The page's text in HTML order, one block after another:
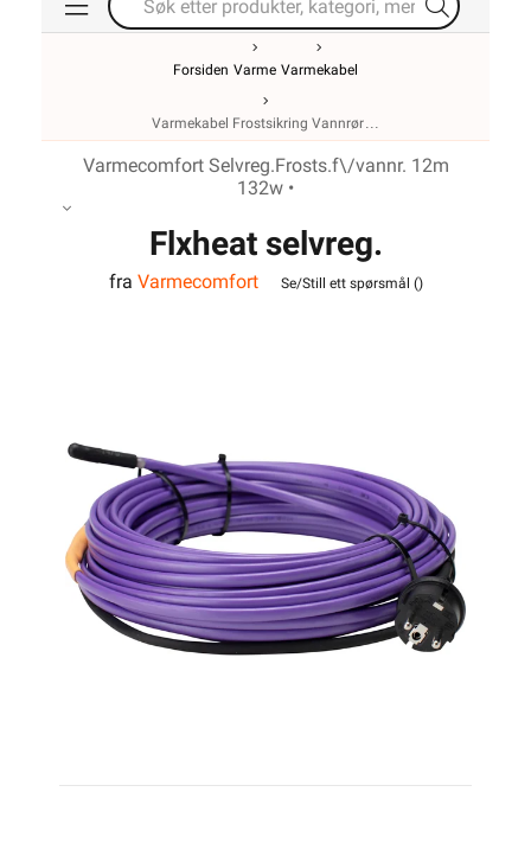
Forsiden Varme Varmekabel
Varmekabel Frostsikring Vannrør
Varmecomfort Selvreg.Frosts.f\/vannr. 12m
132w •
Flxheat selvreg.
frostsikringskabel m/term.
fra Varmecomfort Se/Still ett spørsmål ()